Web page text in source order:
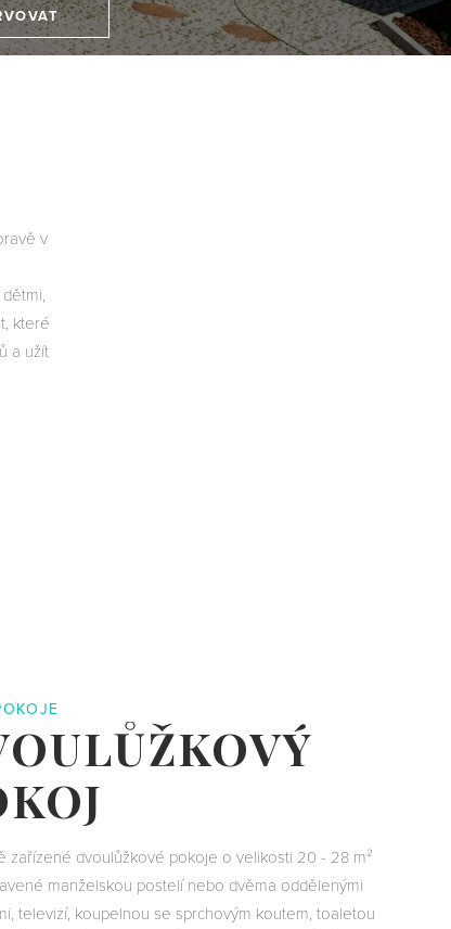
v
které
a užít
zařízené dvoulůžkové pokoje o velikosti 20 - 28 m²
manželskou postelí nebo dvěma oddělenými
televizí, koupelnou se sprchovým koutem, toaletou